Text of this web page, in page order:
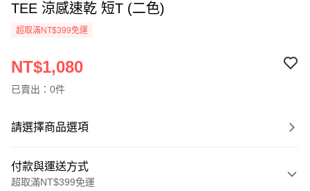
TEE 涼感速乾 短T (二色)
超取滿NT$399免運
NT$1,080
已賣出：0件
請選擇商品選項
付款與運送方式
超取滿NT$399免運